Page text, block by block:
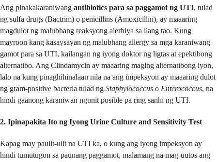
Ang pinakakaraniwang antibiotics para sa paggamot ng UTI, tulad
ng sulfa drugs (Bactrim) o penicillins (Amoxicillin), ay maaaring
magdulot ng malubhang reaksyong alerhiya sa ilang tao. Kung
mayroon kang kasaysayan ng malubhang allergy sa mga karaniwang
gamot para sa UTI, kailangan ng iyong doktor ng ligtas at epektibong
alternatibo. Ang Clindamycin ay maaaring maging alternatibong iyon,
lalo na kung pinaghihinalaan nila na ang impeksyon ay maaaring dulot
ng gram-positive bacteria tulad ng Staphylococcus o Enterococcus, na
hindi gaanong karaniwan ngunit posible pa ring sanhi ng UTI.
2. Ipinapakita Ito ng Iyong Urine Culture and Sensitivity Test
Kapag may paulit-ulit na UTI ka, o kung ang iyong impeksyon ay
hindi tumutugon sa paunang paggamot, malamang na mag-uutos ang